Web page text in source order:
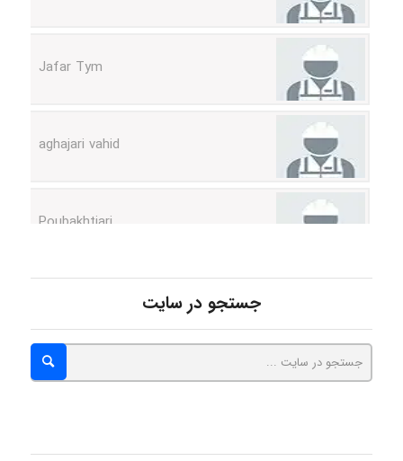
جستجو در سایت